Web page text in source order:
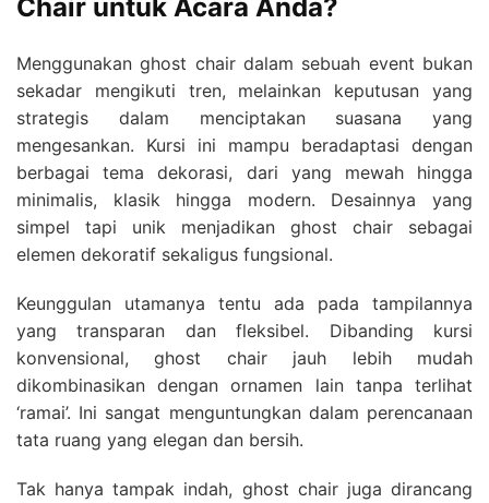
Chair untuk Acara Anda?
Menggunakan ghost chair dalam sebuah event bukan
sekadar mengikuti tren, melainkan keputusan yang
strategis dalam menciptakan suasana yang
mengesankan. Kursi ini mampu beradaptasi dengan
berbagai tema dekorasi, dari yang mewah hingga
minimalis, klasik hingga modern. Desainnya yang
simpel tapi unik menjadikan ghost chair sebagai
elemen dekoratif sekaligus fungsional.
Keunggulan utamanya tentu ada pada tampilannya
yang transparan dan fleksibel. Dibanding kursi
konvensional, ghost chair jauh lebih mudah
dikombinasikan dengan ornamen lain tanpa terlihat
‘ramai’. Ini sangat menguntungkan dalam perencanaan
tata ruang yang elegan dan bersih.
Tak hanya tampak indah, ghost chair juga dirancang